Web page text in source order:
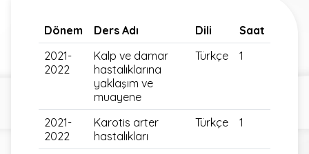
Dönem Ders Adı Dili
Saat
2021-
2022
Kalp ve damar
hastalıklarına
yaklaşım ve
muayene
Türkçe 1
2021-
2022
Karotis arter
hastalıkları
Türkçe 1